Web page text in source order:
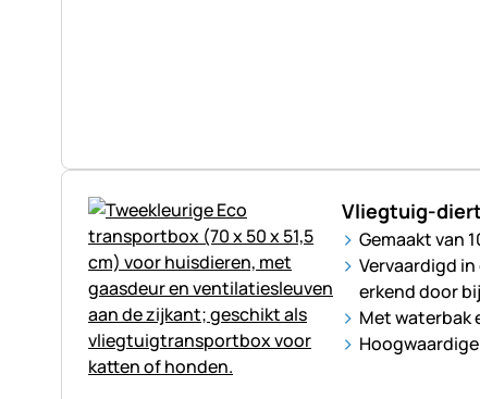
Vliegtuig-
Gemaakt van
Vervaardigd
erkend door
Met waterbak